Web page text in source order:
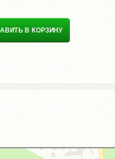
В КОРЗИНУ